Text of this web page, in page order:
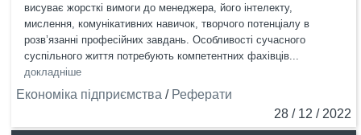
висуває жорсткі вимоги до менеджера, його інтелекту,
мислення, комунікативних навичок, творчого потенціалу в
розв’язанні професійних завдань. Особливості сучасного
суспільного життя потребують компетентних фахівців...
докладніше
Економіка підприємства / Реферати
28 / 12 / 2022